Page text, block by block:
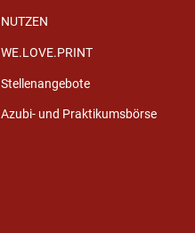
NUTZEN
WE.LOVE.PRINT
Stellenangebote
Azubi- und Praktikumsbörse